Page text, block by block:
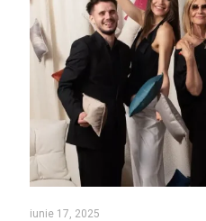
iunie 17, 2025